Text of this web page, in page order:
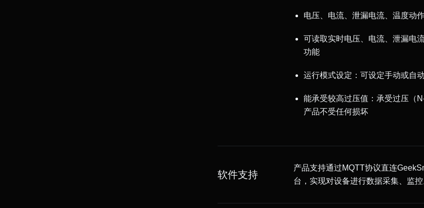
电压、电流、泄漏电流、温度动
可读取实时电压、电流、泄漏电
功能
运行模式设定：可设定手动或自
能承受较高过压值：承受过压（
产品不受任何损坏
软件支持
产品支持通过MQTT协议直连
台，实现对设备进行数据采集、监控